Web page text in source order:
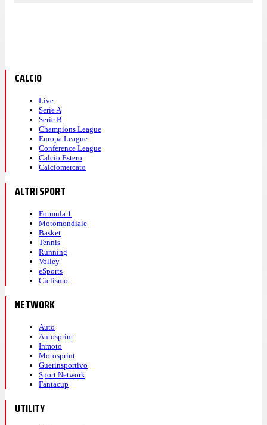
CALCIO
Live
Serie A
Serie B
Champions League
Europa League
Conference League
Calcio Estero
Calciomercato
ALTRI SPORT
Formula 1
Motomondiale
Basket
Tennis
Running
Volley
eSports
Ciclismo
NETWORK
Auto
Autosprint
Inmoto
Motosprint
Guerinsportivo
Sport Network
Fantacup
UTILITY